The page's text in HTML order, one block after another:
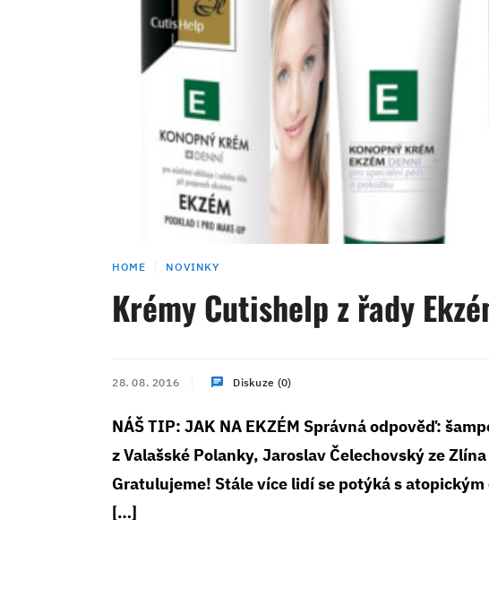
HOME NOVINKY
Krémy Cutishelp z řady
28. 08. 2016 Diskuze (0)
NÁŠ TIP: JAK NA EKZÉM Správná odpověď:
z Valašské Polanky, Jaroslav Čelechovský ze
Gratulujeme! Stále více lidí se potýká s
[…]